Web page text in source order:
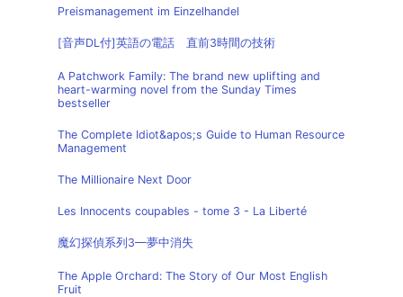
Preismanagement im Einzelhandel
[音声DL付]英語の電話 直前3時間の技術
A Patchwork Family: The brand new uplifting and
heart-warming novel from the Sunday Times
bestseller
The Complete Idiot&apos;s Guide to Human Resource
Management
The Millionaire Next Door
Les Innocents coupables - tome 3 - La Liberté
魔幻探偵系列3—夢中消失
The Apple Orchard: The Story of Our Most English
Fruit